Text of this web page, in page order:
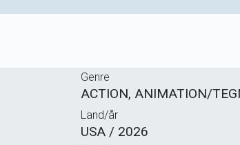
Genre
ACTION, ANIMATION/
Land/år
USA / 2026